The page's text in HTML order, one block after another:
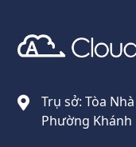
Trụ sở: Tòa
Phường Khánh